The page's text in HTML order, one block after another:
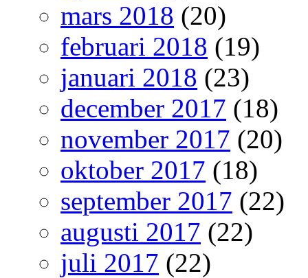
mars 2018 (20)
februari 2018 (19)
januari 2018 (23)
december 2017 (18)
november 2017 (20)
oktober 2017 (18)
september 2017 (22)
augusti 2017 (22)
juli 2017 (22)